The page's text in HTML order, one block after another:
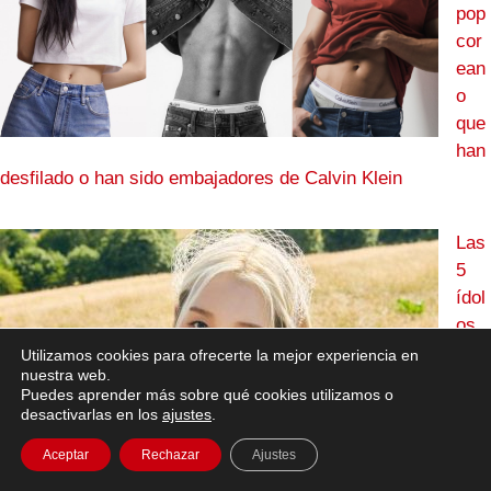
pop
cor
ean
o
que
han
desfilado o han sido embajadores de Calvin Klein
Las
5
ídol
os
Utilizamos cookies para ofrecerte la mejor experiencia en
nuestra web.
Puedes aprender más sobre qué cookies utilizamos o
desactivarlas en los ajustes
Aceptar Rechazar Ajustes